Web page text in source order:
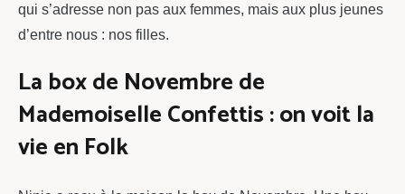
qui s’adresse non pas aux femmes, mais aux plus jeunes
d’entre nous : nos filles.
La box de Novembre de
Mademoiselle Confettis : on voit la
vie en Folk